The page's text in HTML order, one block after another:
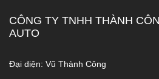
CÔNG TY TNHH THÀNH
AUTO
Đại diện: Vũ Thành Công